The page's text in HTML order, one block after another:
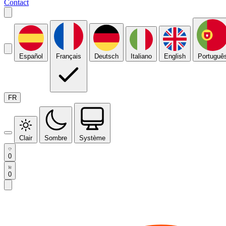
Contact
Español Français Deutsch Italiano English
FR
Clair Sombre Système
0
0